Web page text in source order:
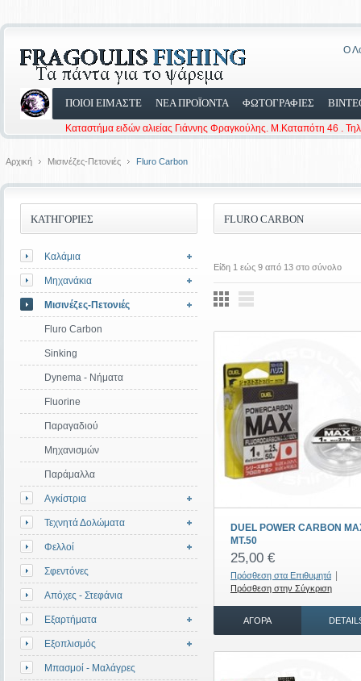
Ο
ΠΟΙΟΙ ΕΙΜΑΣΤΕ ΝΕΑ ΠΡΟΪΟΝΤΑ ΦΩΤΟΓΡΑΦΙΕΣ
Καταστήμα ειδών αλιείας Γιάννης Φραγκούλης. Μ.Καταπότη 46 .
Αρχική Μισινέζες-Πετονιές Fluro Carbon
FLURO CARBON
Είδη 1 εώς 9 από 13 στο σύνολο
DUEL POWER CARBON
MT.50
25,00 €
Πρόσθεση στα Επιθυμητά
Πρόσθεση στην Σύγκριση
ΑΓΟΡΆ
ΚΑΤΗΓΟΡΙΕΣ
Καλάμια
Μηχανάκια
Μισινέζες-Πετονιές
Fluro Carbon
Sinking
Dynema - Νήματα
Fluorine
Παραγαδιού
Μηχανισμών
Παράμαλλα
Αγκίστρια
Τεχνητά Δολώματα
Φελλοί
Σφεντόνες
Απόχες - Στεφάνια
Εξαρτήματα
Εξοπλισμός
Μπασμοί - Μαλάγρες